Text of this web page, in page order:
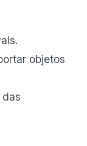
objetos